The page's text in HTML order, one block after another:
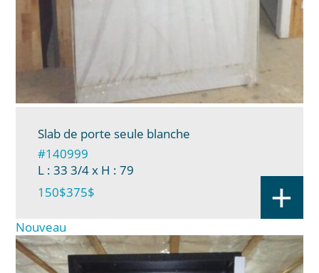
Slab de porte seule blanche
#140999
L : 33 3/4x H : 79
150$375$ +
Nouveau